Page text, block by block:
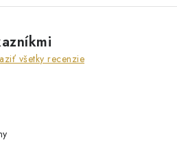
všetky recenzie